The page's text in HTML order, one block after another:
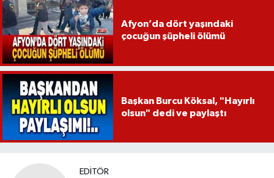
Afyon’da dört yaşındaki
çocuğun şüpheli ölümü
Başkan Burcu Köksal, "Hayırlı
olsun" dedi ve paylaştı
EDITÖR